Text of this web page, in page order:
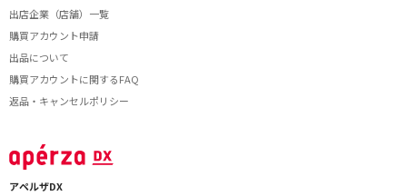
出店企業（店舗）一覧
購買アカウント申請
出品について
購買アカウントに関するFAQ
返品・キャンセルポリシー
アペルザDX